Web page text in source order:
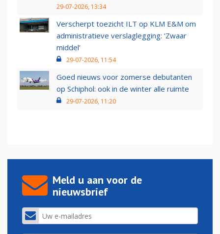
29-07-2026, 13:34
Verscherpt toezicht ILT op KLM E&M om
administratieve verslaglegging: ‘Zwaar
middel’
29-07-2026, 11:54
Goed nieuws voor zomerse debutanten
op Schiphol: ook in de winter alle ruimte
29-07-2026, 11:20
Meld u aan voor de
nieuwsbrief